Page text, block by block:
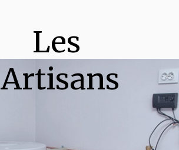
Les
Artisans